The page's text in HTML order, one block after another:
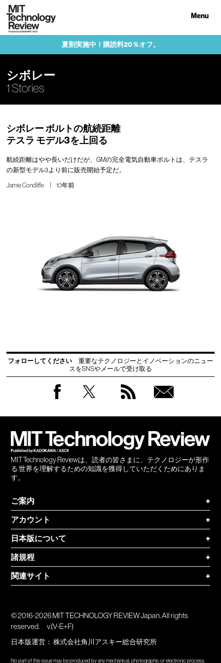
Menu
夏割実施中！購読料20％オフ。
シボレー
1 Stories
シボレー ボルトの航続距離
テスラ モデル3を上回る
航続距離はやや長いだけだが、GMの完全電気自動車ボルトは、テスラ
の新型モデル3より前に販売開始予定だ。
Jamie Condliffe 10年前
フォローしてください
重要なテクノロジーとイノベーションのニュー
スをSNSやメールで受け取る
MIT Technology Reviewは、読者の皆さまに、テクノロジーが形作
る 世界を理解するための知識を獲得していただくためにありま
す。
ご案内
+
アカウント
+
日本版について
+
諸規程
+
関連サイト
+
© 2016-2026 MIT TECHNOLOGY REVIEW Japan. All rights
reserved.
v.(V-E+F)
日本版運営：株式会社角川アスキー総合研究所
No part of this issue may be produced by any mechanical, photographic or electronic process,